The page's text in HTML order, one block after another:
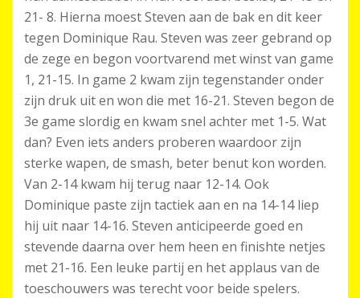
21- 8. Hierna moest Steven aan de bak en dit keer
tegen Dominique Rau. Steven was zeer gebrand op
de zege en begon voortvarend met winst van game
1, 21-15. In game 2 kwam zijn tegenstander onder
zijn druk uit en won die met 16-21. Steven begon de
3e game slordig en kwam snel achter met 1-5. Wat
dan? Even iets anders proberen waardoor zijn
sterke wapen, de smash, beter benut kon worden.
Van 2-14 kwam hij terug naar 12-14. Ook
Dominique paste zijn tactiek aan en na 14-14 liep
hij uit naar 14-16. Steven anticipeerde goed en
stevende daarna over hem heen en finishte netjes
met 21-16. Een leuke partij en het applaus van de
toeschouwers was terecht voor beide spelers.